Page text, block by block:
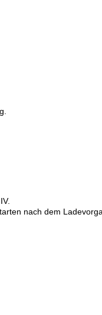
nach dem